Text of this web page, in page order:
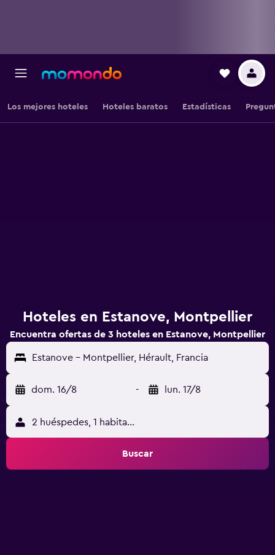
Los mejores hoteles Hoteles baratos Estadísticas
Hoteles en Estanove, Montpellier
Encuentra ofertas de 3 hoteles en Estanove, Montpellier
Estanove - Montpellier, Hérault, Francia
dom. 16/8 - lun. 17/8
2 huéspedes, 1 habitación
Buscar